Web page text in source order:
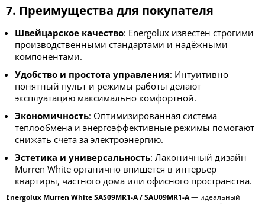
7. Преимущества для покупателя
Швейцарское качество: Energolux известен строгими
производственными стандартами и надёжными
компонентами.
Удобство и простота управления: Интуитивно
понятный пульт и режимы работы делают
эксплуатацию максимально комфортной.
Экономичность: Оптимизированная система
теплообмена и энергоэффективные режимы помогают
снижать счета за электроэнергию.
Эстетика и универсальность: Лаконичный дизайн
Murren White органично впишется в интерьер
квартиры, частного дома или офисного пространства.
Energolux Murren White SAS09MR1-A / SAU09MR1-A— идеальный